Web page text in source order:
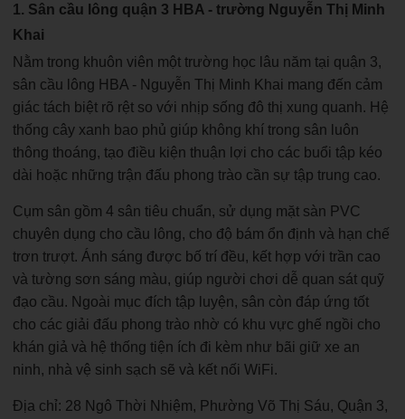
1. Sân cầu lông quận 3 HBA - trường Nguyễn Thị Minh
Khai
Nằm trong khuôn viên một trường học lâu năm tại quận 3,
sân cầu lông HBA - Nguyễn Thị Minh Khai mang đến cảm
giác tách biệt rõ rệt so với nhịp sống đô thị xung quanh. Hệ
thống cây xanh bao phủ giúp không khí trong sân luôn
thông thoáng, tạo điều kiện thuận lợi cho các buổi tập kéo
dài hoặc những trận đấu phong trào cần sự tập trung cao.
Cụm sân gồm 4 sân tiêu chuẩn, sử dụng mặt sàn PVC
chuyên dụng cho cầu lông, cho độ bám ổn định và hạn chế
trơn trượt. Ánh sáng được bố trí đều, kết hợp với trần cao
và tường sơn sáng màu, giúp người chơi dễ quan sát quỹ
đạo cầu. Ngoài mục đích tập luyện, sân còn đáp ứng tốt
cho các giải đấu phong trào nhờ có khu vực ghế ngồi cho
khán giả và hệ thống tiện ích đi kèm như bãi giữ xe an
ninh, nhà vệ sinh sạch sẽ và kết nối WiFi.
Địa chỉ: 28 Ngô Thời Nhiệm, Phường Võ Thị Sáu, Quận 3,